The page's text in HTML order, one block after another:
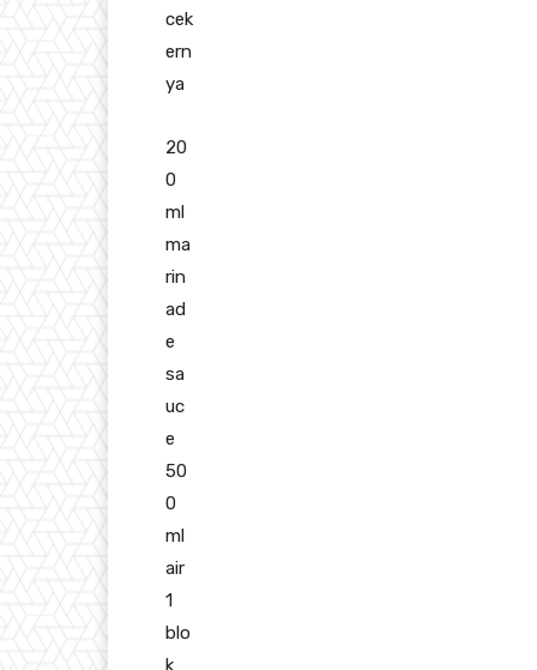
cek
ern
ya
20
0
ml
ma
rin
ad
e
sa
uc
e
50
0
ml
air
1
blo
k